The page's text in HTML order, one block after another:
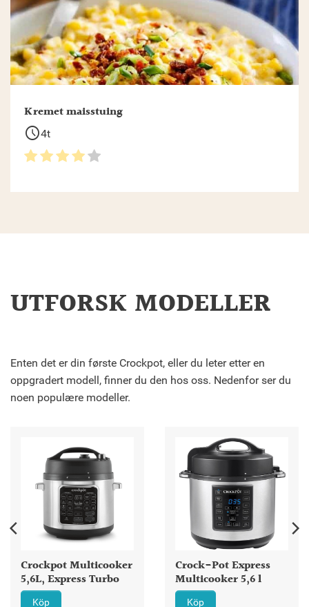
Kremet maisstuing
schedule4t
UTFORSK MODELLER
Enten det er din første Crockpot, eller du leter etter en
oppgradert modell, finner du den hos oss. Nedenfor ser du
noen populære modeller.
Crockpot Multicooker
5,6L, Express Turbo
Köp
Crock-Pot Express
Multicooker 5,6 l
Köp